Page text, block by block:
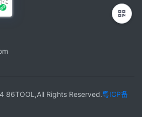
Rights Reserved.粤ICP备